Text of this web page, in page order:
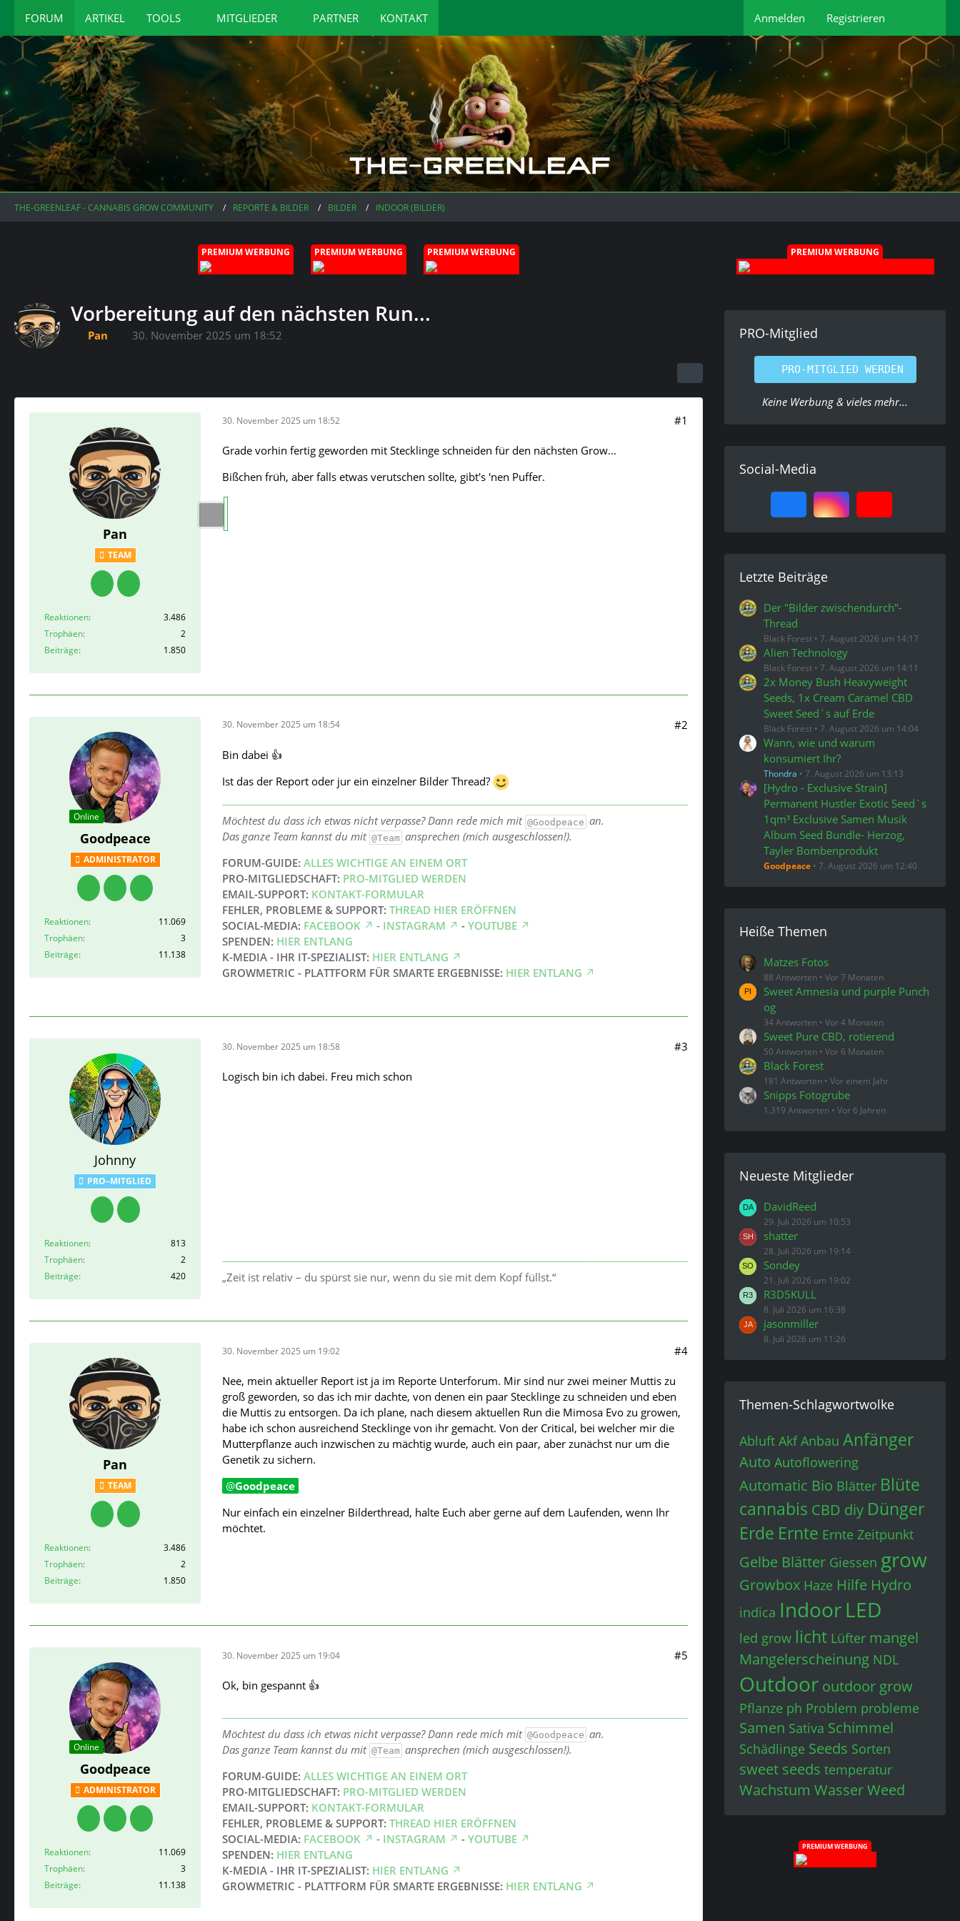
FORUM ARTIKEL TOOLS MITGLIEDER PARTNER KONTAKT Anmelden Registrieren
THE-GREENLEAF - CANNABIS GROW COMMUNITY REPORTE & BILDER BILDER INDOOR (BILDER)
PREMIUM WERBUNG PREMIUM WERBUNG PREMIUM WERBUNG
Vorbereitung auf den nächsten Run...
Pan 30. November 2025 um 18:52
Pan
TEAM
Reaktionen
3.486
Trophäen
2
Beiträge
1.850
30. November 2025 um 18:52 #1
Grade vorhin fertig geworden mit Stecklinge schneiden für den nächsten Grow...
Bißchen früh, aber falls etwas verutschen sollte, gibt's 'nen Puffer.
Online
Goodpeace
ADMINISTRATOR
Reaktionen
11.069
Trophäen
3
Beiträge
11.138
30. November 2025 um 18:54 #2
Bin dabei 👍
Ist das der Report oder jur ein einzelner Bilder Thread?
Möchtest du dass ich etwas nicht verpasse? Dann rede mich mit @Goodpeace an.
Das ganze Team kannst du mit @Team ansprechen (mich ausgeschlossen!).
FORUM-GUIDE: ALLES WICHTIGE AN EINEM ORT
PRO-MITGLIEDSCHAFT: PRO-MITGLIED WERDEN
EMAIL-SUPPORT: KONTAKT-FORMULAR
FEHLER, PROBLEME & SUPPORT: THREAD HIER ERÖFFNEN
SOCIAL-MEDIA: FACEBOOK - INSTAGRAM - YOUTUBE
SPENDEN: HIER ENTLANG
K-MEDIA - IHR IT-SPEZIALIST: HIER ENTLANG
GROWMETRIC - PLATTFORM FÜR SMARTE ERGEBNISSE: HIER ENTLANG
Johnny
PRO–MITGLIED
Reaktionen
813
Trophäen
2
Beiträge
420
30. November 2025 um 18:58 #3
Logisch bin ich dabei. Freu mich schon
„Zeit ist relativ – du spürst sie nur, wenn du sie mit dem Kopf füllst.“
Pan
TEAM
Reaktionen
3.486
Trophäen
2
Beiträge
1.850
30. November 2025 um 19:02 #4
Nee, mein aktueller Report ist ja im Reporte Unterforum. Mir sind nur zwei meiner Muttis zu
groß geworden, so das ich mir dachte, von denen ein paar Stecklinge zu schneiden und eben
die Muttis zu entsorgen. Da ich plane, nach diesem aktuellen Run die Mimosa Evo zu growen,
habe ich schon ausreichend Stecklinge von ihr gemacht. Von der Critical, bei welcher mir die
Mutterpflanze auch inzwischen zu mächtig wurde, auch ein paar, aber zunächst nur um die
Genetik zu sichern.
Goodpeace
Nur einfach ein einzelner Bilderthread, halte Euch aber gerne auf dem Laufenden, wenn Ihr
möchtet.
Online
Goodpeace
ADMINISTRATOR
Reaktionen
11.069
Trophäen
3
Beiträge
11.138
30. November 2025 um 19:04 #5
Ok, bin gespannt 👍
Möchtest du dass ich etwas nicht verpasse? Dann rede mich mit @Goodpeace an.
Das ganze Team kannst du mit @Team ansprechen (mich ausgeschlossen!).
FORUM-GUIDE: ALLES WICHTIGE AN EINEM ORT
PRO-MITGLIEDSCHAFT: PRO-MITGLIED WERDEN
EMAIL-SUPPORT: KONTAKT-FORMULAR
FEHLER, PROBLEME & SUPPORT: THREAD HIER ERÖFFNEN
SOCIAL-MEDIA: FACEBOOK - INSTAGRAM - YOUTUBE
SPENDEN: HIER ENTLANG
K-MEDIA - IHR IT-SPEZIALIST: HIER ENTLANG
GROWMETRIC - PLATTFORM FÜR SMARTE ERGEBNISSE: HIER ENTLANG
PREMIUM WERBUNG
PRO-Mitglied
PRO-MITGLIED WERDEN
Keine Werbung & vieles mehr...
Social-Media
Letzte Beiträge
Der "Bilder zwischendurch"-
Thread
Black Forest 7. August 2026 um 14:17
Alien Technology
Black Forest 7. August 2026 um 14:11
2x Money Bush Heavyweight
Seeds, 1x Cream Caramel CBD
Sweet Seed`s auf Erde
Black Forest 7. August 2026 um 14:04
Wann, wie und warum
konsumiert Ihr?
Thondra 7. August 2026 um 13:13
[Hydro - Exclusive Strain]
Permanent Hustler Exotic Seed`s
1qm³ Exclusive Samen Musik
Album Seed Bundle- Herzog,
Tayler Bombenprodukt
Goodpeace 7. August 2026 um 12:40
Heiße Themen
Matzes Fotos
88 Antworten Vor 7 Monaten
Sweet Amnesia und purple Punch
og
34 Antworten Vor 4 Monaten
Sweet Pure CBD, rotierend
50 Antworten Vor 6 Monaten
Black Forest
181 Antworten Vor einem Jahr
Snipps Fotogrube
1.319 Antworten Vor 6 Jahren
Neueste Mitglieder
DavidReed
29. Juli 2026 um 10:53
shatter
28. Juli 2026 um 19:14
Sondey
21. Juli 2026 um 19:02
R3D5KULL
8. Juli 2026 um 16:38
jasonmiller
8. Juli 2026 um 11:26
Themen-Schlagwortwolke
Abluft Akf Anbau Anfänger
Auto Autoflowering
Automatic Bio Blätter Blüte
cannabis CBD diy Dünger
Erde Ernte Ernte Zeitpunkt
Gelbe Blätter Giessen grow
Growbox Haze Hilfe Hydro
indica IndoorLED
led grow licht Lüfter mangel
Mangelerscheinung NDL
Outdoor outdoor grow
Pflanze ph Problem probleme
Samen Sativa Schimmel
Schädlinge Seeds Sorten
sweet seeds temperatur
Wachstum WasserWeed
PREMIUM WERBUNG